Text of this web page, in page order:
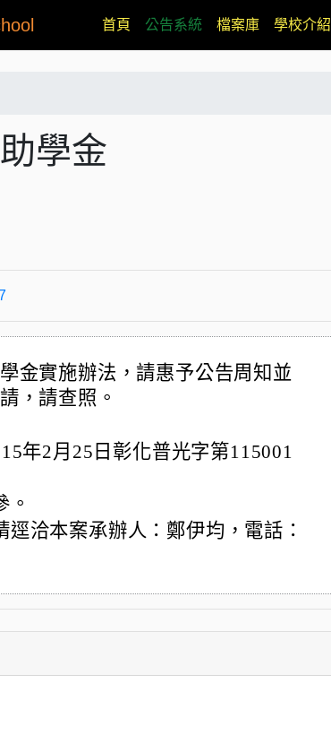
首頁 (current)
公告系統 檔案庫 學校介紹
學金
金實施辦法，請惠予公告周知並
，請查照。
年2月25日彰化普光字第115001
。
洽本案承辦人：鄭伊均，電話：